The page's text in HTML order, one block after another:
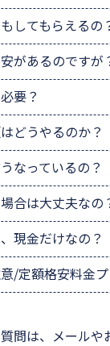
してもらえるの
があるのですが
要？
どうやるのか？
なっているの？
合は大丈夫なの
現金だけなの？
/定額格安料金
問は、メールや